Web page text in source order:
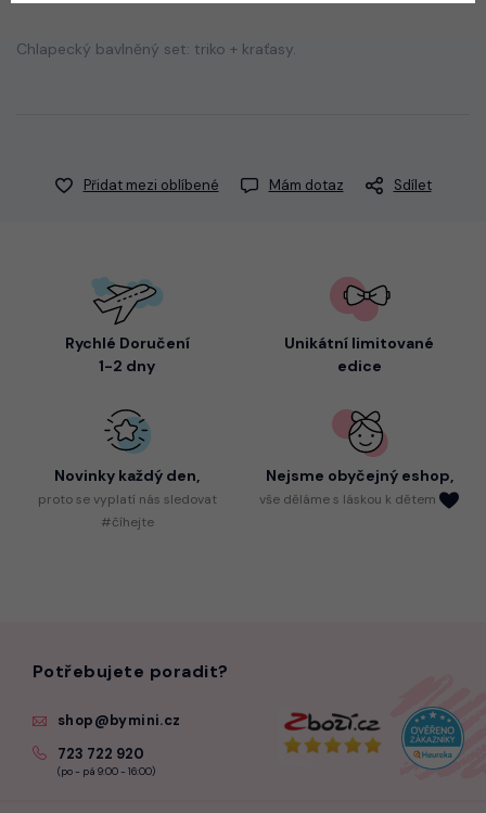
Chlapecký bavlněný set: triko + kraťasy.
Přidat mezi oblíbené Mám dotaz Sdílet
Rychlé Doručení
1-2 dny
Unikátní limitované
edice
Novinky každý den,
protose vyplatí nás sledovat
#číhejte
Nejsme obyčejný eshop,
vše děláme s láskou k dětem
Potřebujete poradit?
shop@bymini.cz
723 722 920
(po - pá 9:00 - 16:00)